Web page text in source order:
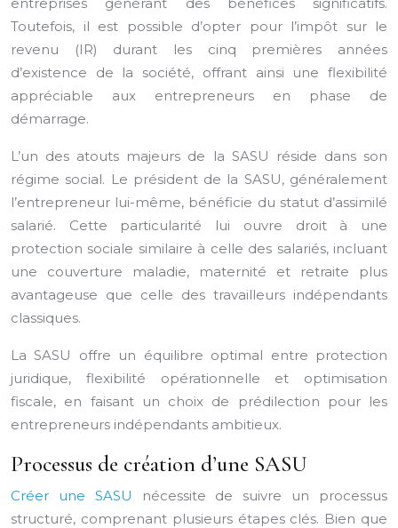
Toutefois, il est possible d’opter pour l’impôt sur le
revenu (IR) durant les cinq premières années
d’existence de la société, offrant ainsi une flexibilité
appréciable aux entrepreneurs en phase de
démarrage.
L’un des atouts majeurs de la SASU réside dans son
régime social. Le président de la SASU, généralement
l’entrepreneur lui-même, bénéficie du statut d’assimilé
salarié. Cette particularité lui ouvre droit à une
protection sociale similaire à celle des salariés, incluant
une couverture maladie, maternité et retraite plus
avantageuse que celle des travailleurs indépendants
classiques.
La SASU offre un équilibre optimal entre protection
juridique, flexibilité opérationnelle et optimisation
fiscale, en faisant un choix de prédilection pour les
entrepreneurs indépendants ambitieux.
Processus de création d’une SASU
Créer une SASU
nécessite de suivre un processus
structuré, comprenant plusieurs étapes clés. Bien que